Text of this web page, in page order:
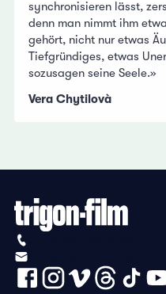
synchronisieren lässt,
denn man nimmt ihm
gehört, nicht nur etwas
Tiefgründiges, etwas
sozusagen seine Seele.»
Vera Chytilovà